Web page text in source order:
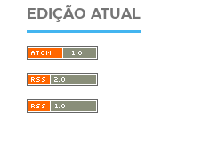
EDIÇÃO ATUAL